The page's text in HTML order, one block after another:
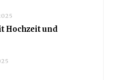
Hochzeit und